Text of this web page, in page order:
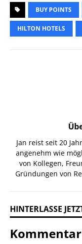
BUY POINTS
HILTON HOTELS
Jan reist seit 20
angenehm wie
von Kollegen,
Gründungen von
HINTERLASSE